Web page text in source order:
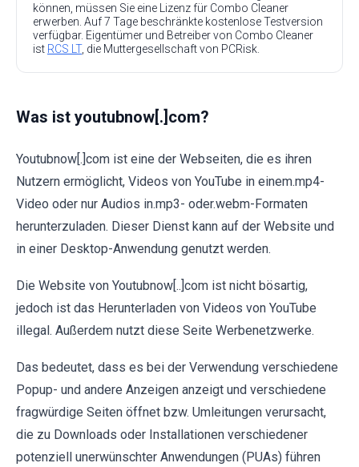
können, müssen Sie eine Lizenz für Combo Cleaner
erwerben. Auf 7 Tage beschränkte kostenlose Testversion
verfügbar. Eigentümer und Betreiber von Combo Cleaner
ist RCS LT, die Muttergesellschaft von PCRisk.
Was ist youtubnow[.]com?
Youtubnow[.]com ist eine der Webseiten, die es ihren
Nutzern ermöglicht, Videos von YouTube in einem.mp4-
Video oder nur Audios in.mp3- oder.webm-Formaten
herunterzuladen. Dieser Dienst kann auf der Website und
in einer Desktop-Anwendung genutzt werden.
Die Website von Youtubnow[..]com ist nicht bösartig,
jedoch ist das Herunterladen von Videos von YouTube
illegal. Außerdem nutzt diese Seite Werbenetzwerke.
Das bedeutet, dass es bei der Verwendung verschiedene
Popup- und andere Anzeigen anzeigt und verschiedene
fragwürdige Seiten öffnet bzw. Umleitungen verursacht,
die zu Downloads oder Installationen verschiedener
potenziell unerwünschter Anwendungen (PUAs) führen